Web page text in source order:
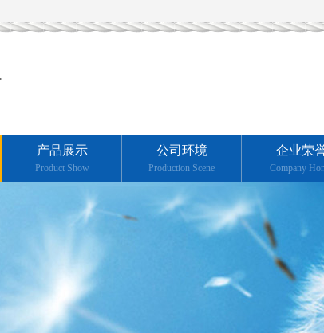
产品展示
Product Show
公司环境
Production Scene
企业荣
Company